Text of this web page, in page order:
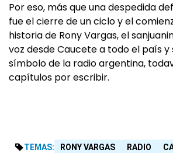
Por eso, más que una despedida
fue el cierre de un ciclo y el
historia de Rony Vargas, el
voz desde Caucete a todo el país
símbolo de la radio argentina,
capítulos por escribir.
TEMAS: RONY VARGAS RADIO